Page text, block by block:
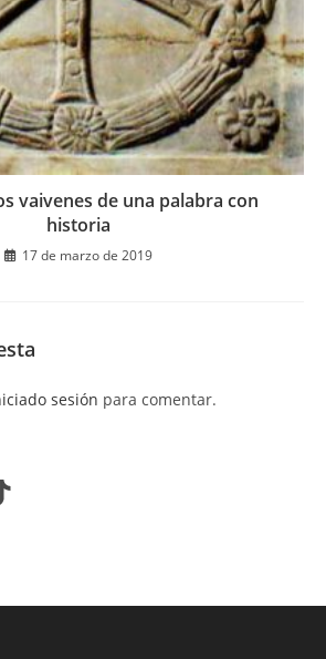
vaivenes de una palabra con
historia
17 de marzo de 2019
sesión para comentar.